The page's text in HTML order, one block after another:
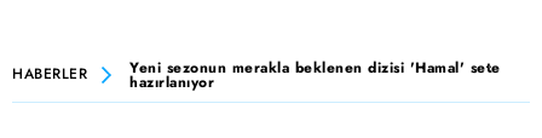
HABERLER Yeni sezonun merakla beklenen dizisi 'Hamal' sete
hazırlanıyor